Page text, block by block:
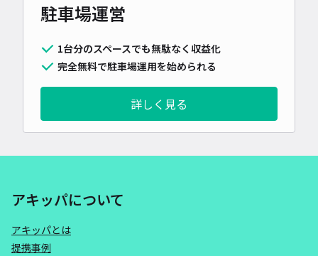
駐車場運営
1台分のスペースでも無駄なく収益化
完全無料で駐車場運用を始められる
詳しく見る
アキッパについて
アキッパとは
提携事例